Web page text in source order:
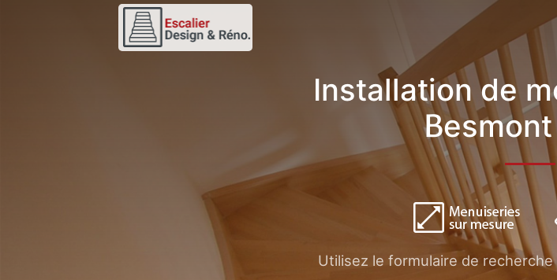
Installation de
Utilisez le formulaire de